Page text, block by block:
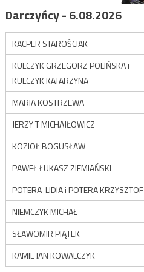
Darczyńcy - 6.08.2026
KACPER STAROŚCIAK
KULCZYK GRZEGORZ POLIŃSKA i
KULCZYK KATARZYNA
MARIA KOSTRZEWA
JERZY T MICHAJŁOWICZ
KOZIOŁ BOGUSŁAW
PAWEŁ ŁUKASZ ZIEMIAŃSKI
POTERA LIDIA i POTERA KRZYSZTOF
NIEMCZYK MICHAŁ
SŁAWOMIR PIĄTEK
KAMIL JAN KOWALCZYK